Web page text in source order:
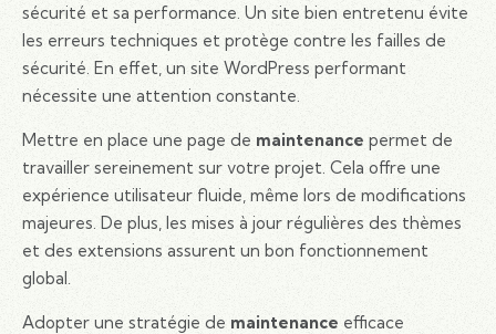
sécurité et sa performance. Un site bien entretenu évite
les erreurs techniques et protège contre les failles de
sécurité. En effet, un site WordPress performant
nécessite une attention constante.
Mettre en place une page de maintenance permet de
travailler sereinement sur votre projet. Cela offre une
expérience utilisateur fluide, même lors de modifications
majeures. De plus, les mises à jour régulières des thèmes
et des extensions assurent un bon fonctionnement
global.
Adopter une stratégie de maintenance efficace